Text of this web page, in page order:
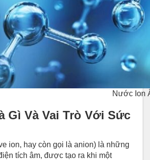
Nước Ion
Gì Và Vai Trò Với Sức
ion, hay còn gọi là anion) là những
tích âm, được tạo ra khi một